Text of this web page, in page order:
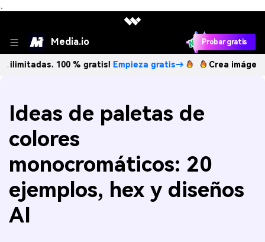
、
Media.io Probar gratis
100 % gratis!Empieza gratis→ Crea imágenes IA
Ideas de paletas de
colores
monocromáticos: 20
ejemplos, hex y diseños
AI